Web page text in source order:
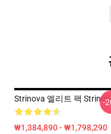
Strinova 엘리트 팩
₩1,384,890 - ₩1,798,290
-